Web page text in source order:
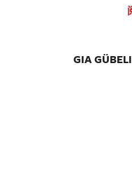
GIA